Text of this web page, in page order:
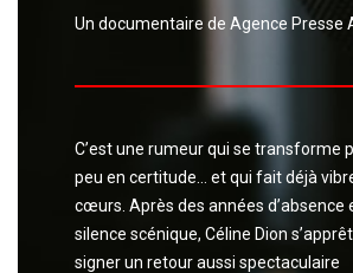
Un documentaire de Agence Presse
C’est une rumeur qui se transforme
peu en certitude… et qui fait déjà
cœurs. Après des années d’absence
silence scénique, Céline Dion
signer un retour aussi spectaculaire